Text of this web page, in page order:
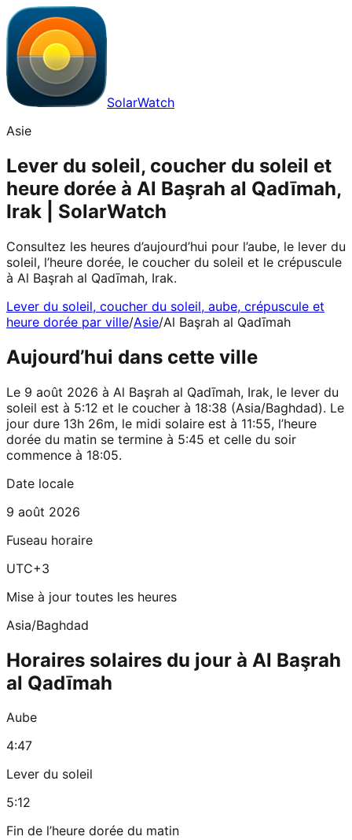
SolarWatch
Asie
Lever du soleil, coucher du soleil et
heure dorée à Al Başrah al Qadīmah,
Irak | SolarWatch
Consultez les heures d’aujourd’hui pour l’aube, le lever du
soleil, l’heure dorée, le coucher du soleil et le crépuscule
à Al Başrah al Qadīmah, Irak.
Lever du soleil, coucher du soleil, aube, crépuscule et
heure dorée par ville/Asie/Al Başrah al Qadīmah
Aujourd’hui dans cette ville
Le 9 août 2026 à Al Başrah al Qadīmah, Irak, le lever du
soleil est à 5:12 et le coucher à 18:38 (Asia/Baghdad). Le
jour dure 13h 26m, le midi solaire est à 11:55, l’heure
dorée du matin se termine à 5:45 et celle du soir
commence à 18:05.
Date locale
9 août 2026
Fuseau horaire
UTC+3
Mise à jour toutes les heures
Asia/Baghdad
Horaires solaires du jour à Al Başrah
al Qadīmah
Aube
4:47
Lever du soleil
5:12
Fin de l’heure dorée du matin